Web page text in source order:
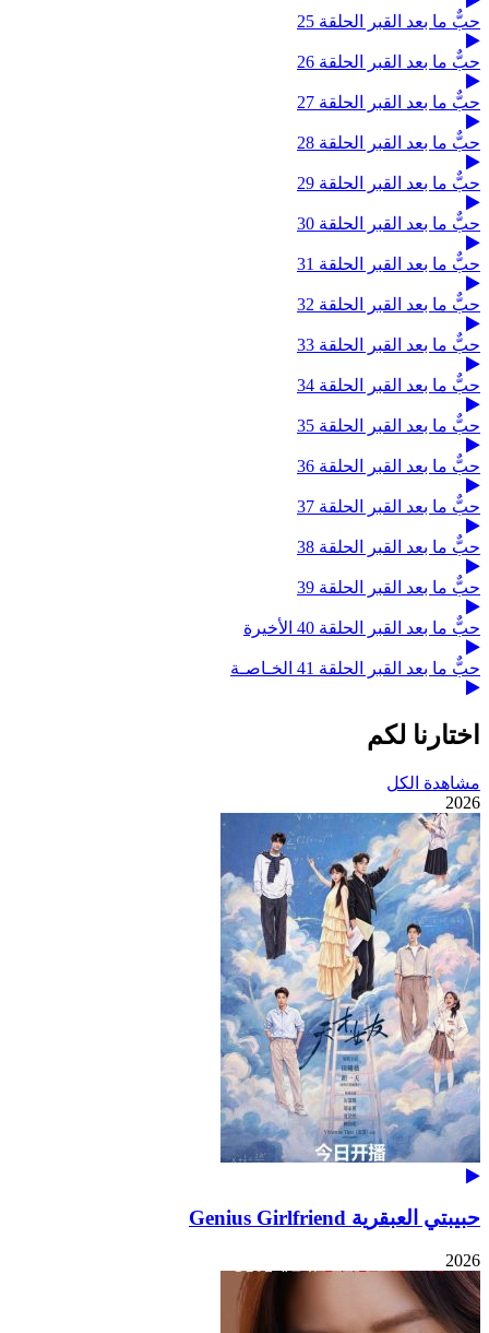
حبٌّ ما بعد القبر الحلقة 25
حبٌّ ما بعد القبر الحلقة 26
حبٌّ ما بعد القبر الحلقة 27
حبٌّ ما بعد القبر الحلقة 28
حبٌّ ما بعد القبر الحلقة 29
حبٌّ ما بعد القبر الحلقة 30
حبٌّ ما بعد القبر الحلقة 31
حبٌّ ما بعد القبر الحلقة 32
حبٌّ ما بعد القبر الحلقة 33
حبٌّ ما بعد القبر الحلقة 34
حبٌّ ما بعد القبر الحلقة 35
حبٌّ ما بعد القبر الحلقة 36
حبٌّ ما بعد القبر الحلقة 37
حبٌّ ما بعد القبر الحلقة 38
حبٌّ ما بعد القبر الحلقة 39
حبٌّ ما بعد القبر الحلقة 40 الأخيرة
حبٌّ ما بعد القبر الحلقة 41 الخـاصـة
اختارنا لكم
مشاهدة الكل
2026
حبيبتي العبقرية Genius Girlfriend
2026